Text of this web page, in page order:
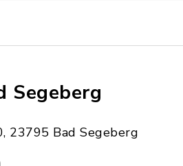
Segeberg
23795 Bad Segeberg